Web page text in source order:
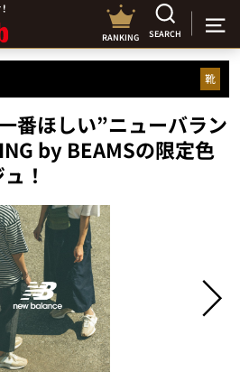
RANKING SEARCH
靴
番ほしい”ニューバラン
by BEAMSの限定色
！